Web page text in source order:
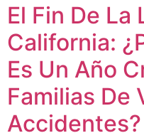
El Fin De La
California:
Es Un Año
Familias De
Accidentes?